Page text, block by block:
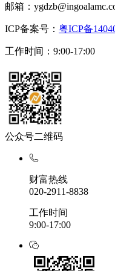
邮箱：
ICP备案号： 粤ICP备
工作时间：9:00-17:00
公众号二维码
财富热线
020-2911-8838
工作时间
9:00-17:00